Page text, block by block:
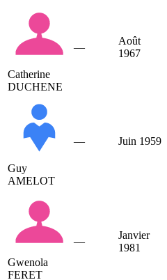
Catherine
DUCHENE
—
Août
1967
Guy
AMELOT
— Juin 1959
Gwenola
FERET
—
Janvier
1981